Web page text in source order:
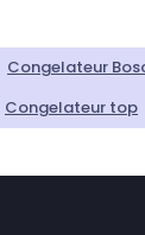
Congelateur
Congelateur top